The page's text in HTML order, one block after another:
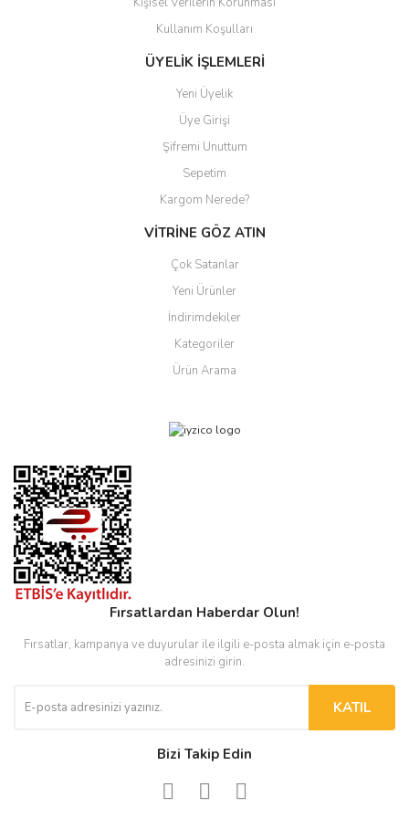
Gönder
Kullanım Koşulları
ÜYELİK İŞLEMLERİ
Yeni Üyelik
Üye Girişi
Şifremi Unuttum
Sepetim
Kargom Nerede?
VİTRİNE GÖZ ATIN
Çok Satanlar
Yeni Ürünler
İndirimdekiler
Kategoriler
Ürün Arama
Fırsatlardan Haberdar Olun!
Fırsatlar, kampanya ve duyurular ile ilgili e-posta almak için e-posta
adresinizi girin.
KATIL
Bizi Takip Edin